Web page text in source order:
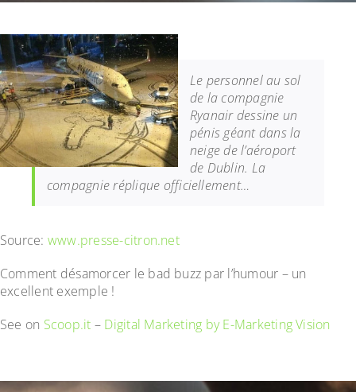
Le personnel au sol
de la compagnie
Ryanair dessine un
pénis géant dans la
neige de l’aéroport
de Dublin. La
compagnie réplique officiellement…
Source: www.presse-citron.net
Comment désamorcer le bad buzz par l’humour – un
excellent exemple !
See on Scoop.it – Digital Marketing by E-Marketing Vision